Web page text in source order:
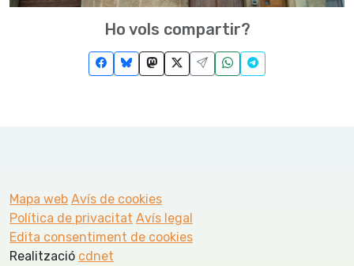
Ho vols compartir?
Mapa web Avís de cookies
Política de privacitat Avís legal
Edita consentiment de cookies
Realització cdnet